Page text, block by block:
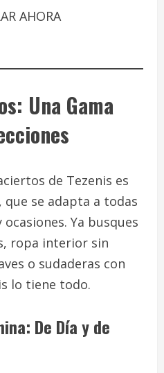
AHORA
Una Gama
de Tezenis es
, que se adapta a todas
Ya busques
ropa interior sin
o sudaderas con
lo tiene todo.
De Día y de